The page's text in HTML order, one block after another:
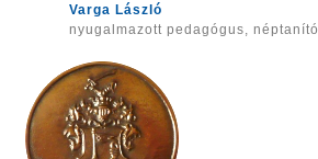
Varga László
nyugalmazott pedagógus, néptanító